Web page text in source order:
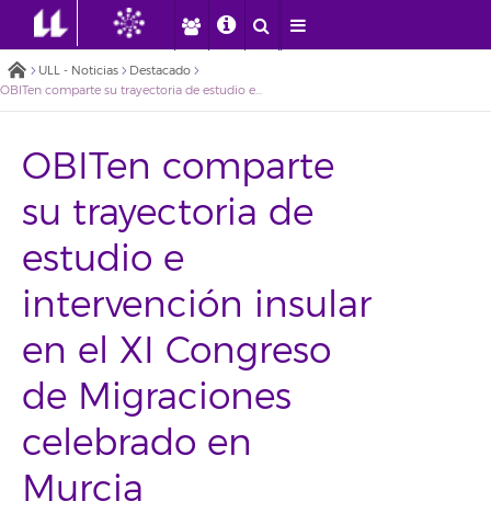
ULL - Noticias
Destacado
OBITen comparte su trayectoria de estudio e intervención insular en el XI Congreso de Migraciones celebrado en Murcia
OBITen comparte
su trayectoria de
estudio e
intervención insular
en el XI Congreso
de Migraciones
celebrado en
Murcia